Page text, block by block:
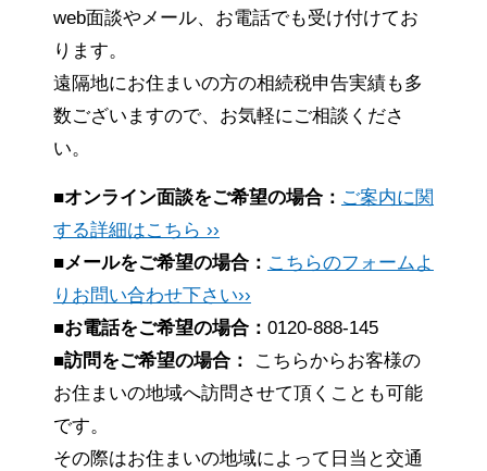
web面談やメール、お電話でも受け付けてお
ります。
遠隔地にお住まいの方の相続税申告実績も多
数ございますので、お気軽にご相談くださ
い。
■オンライン面談をご希望の場合： ご案内に関
する詳細はこちら ››
■メールをご希望の場合： こちらのフォームよ
りお問い合わせ下さい››
■お電話をご希望の場合： 0120-888-145
■訪問をご希望の場合：
こちらからお客様の
お住まいの地域へ訪問させて頂くことも可能
です。
その際はお住まいの地域によって日当と交通